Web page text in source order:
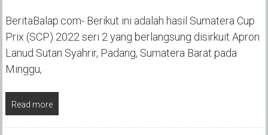
BeritaBalap.com- Berikut ini adalah hasil Sumatera Cup
Prix (SCP) 2022 seri 2 yang berlangsung disirkuit Apron
Lanud Sutan Syahrir, Padang, Sumatera Barat pada
Minggu,
Read more